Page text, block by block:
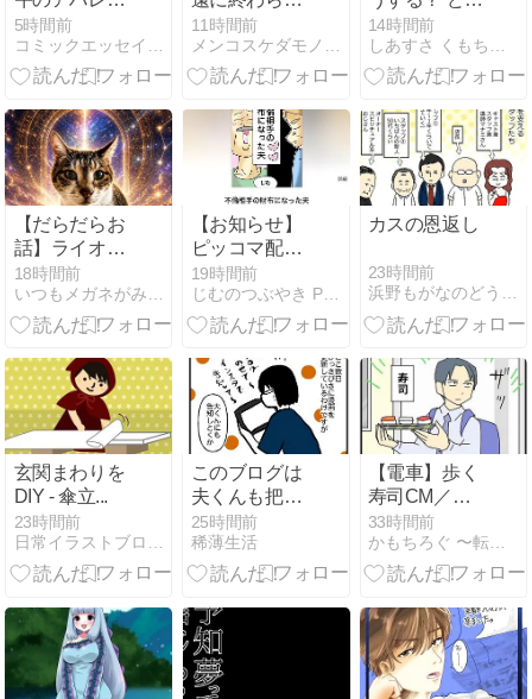
スパイ大作戦
5時間前
い猫
11時間前
まで行ける？
(342)
14時間前
【だらだらお
話】ライオン
ズゲートと地
球の未来
18時間前
【お知らせ】
ピッコマ配
信！！不倫相
手の財布にな
った夫《マン
19時間前
じむのつぶやき Powered by ライブドアブログ
カスの恩返し
23時間前
玄関まわりを
DIY - 傘立...
23時間前
このブログは
夫くんも把握
してます
25時間前
稀薄生活
【電車】歩く
寿司CM／翌
日食べに行っ
た
33時間前
かもちろぐ 〜転勤族 夫婦二人暮らし〜